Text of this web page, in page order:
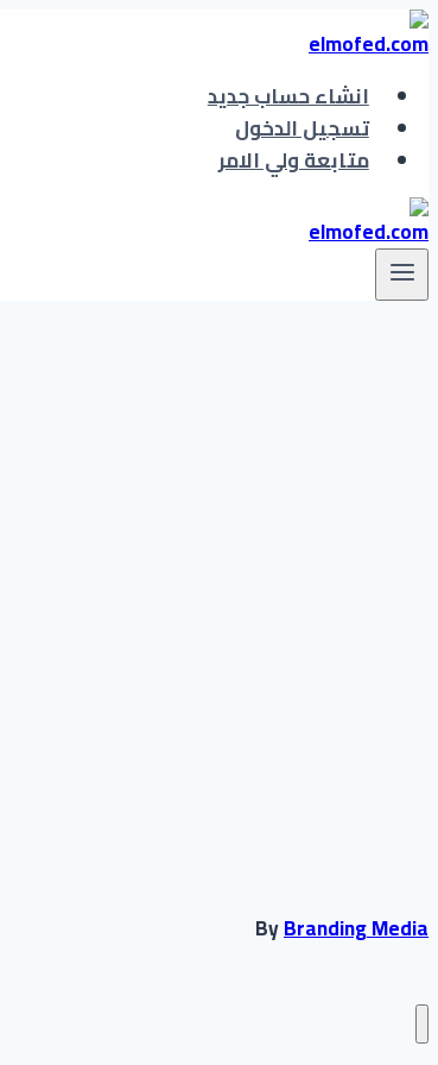
التجاوز
إلى
المحتوىانشاء حساب جديد
تسجيل الدخول
متابعة ولي الامر
ByBranding Media